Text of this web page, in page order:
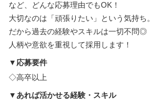
など、どんな応募理由でもOK！
大切なのは「頑張りたい」という気持ち。
だから過去の経験やスキルは一切不問◎
人柄や意欲を重視して採用します！
▼応募要件
◇高卒以上
▼あれば活かせる経験・スキル